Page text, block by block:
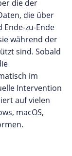
die der
die über
zu-Ende
während der
sind. Sobald
im
Intervention
auf vielen
macOS,